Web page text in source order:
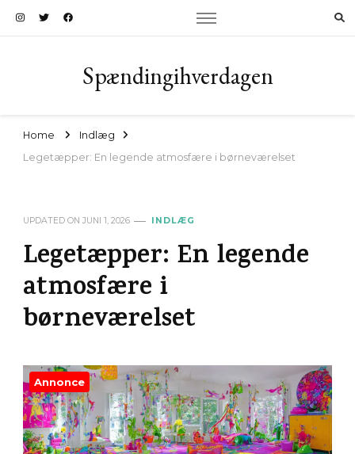
Spændingihverdagen
Home
Indlæg
Legetæpper: En legende atmosfære i børneværelset
UPDATED ON JUNI 1, 2026 INDLÆG
Legetæpper: En legende
atmosfære i
børneværelset
Annonce